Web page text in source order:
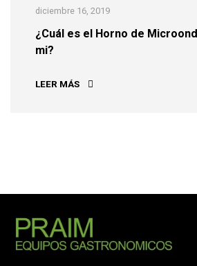
diciembre 16, 2019
¿Cuál es el Horno de
mi?
LEER MÁS ¿CUÁL ES EL HORNO DE